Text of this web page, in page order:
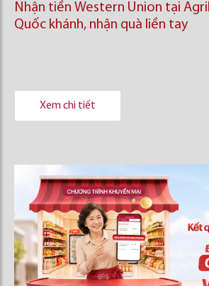
Nhận tiền Western Union tại
Quốc khánh, nhận quà liền tay
Xem chi tiết